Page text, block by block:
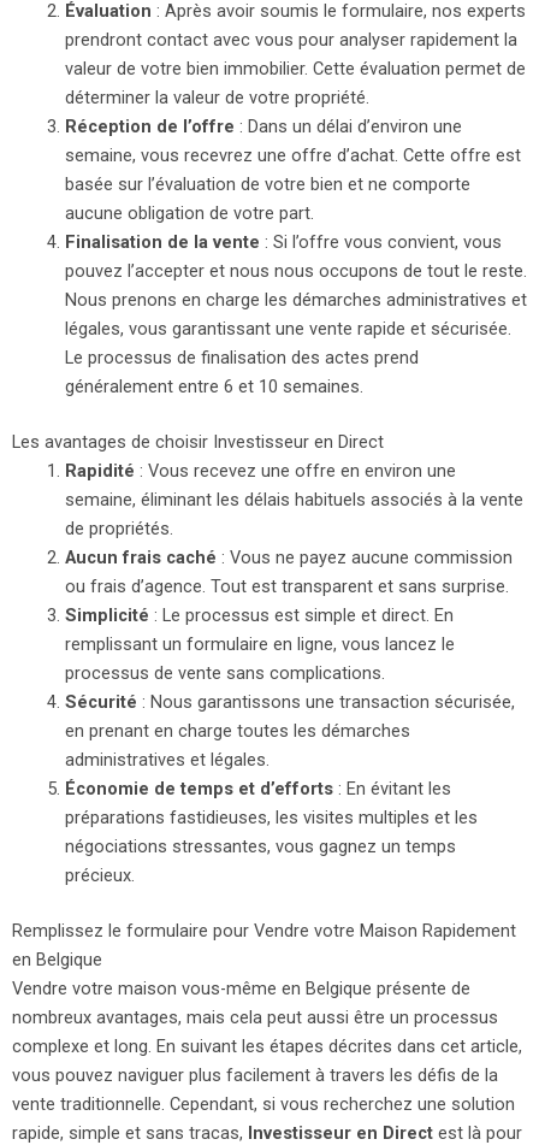
Évaluation : Après avoir soumis le formulaire, nos experts
prendront contact avec vous pour analyser rapidement la
valeur de votre bien immobilier. Cette évaluation permet de
déterminer la valeur de votre propriété.
Réception de l’offre : Dans un délai d’environ une
semaine, vous recevrez une offre d’achat. Cette offre est
basée sur l’évaluation de votre bien et ne comporte
aucune obligation de votre part.
Finalisation de la vente : Si l’offre vous convient, vous
pouvez l’accepter et nous nous occupons de tout le reste.
Nous prenons en charge les démarches administratives et
légales, vous garantissant une vente rapide et sécurisée.
Le processus de finalisation des actes prend
généralement entre 6 et 10 semaines.
Les avantages de choisir Investisseur en Direct
Rapidité : Vous recevez une offre en environ une
semaine, éliminant les délais habituels associés à la vente
de propriétés.
Aucun frais caché : Vous ne payez aucune commission
ou frais d’agence. Tout est transparent et sans surprise.
Simplicité : Le processus est simple et direct. En
remplissant un formulaire en ligne, vous lancez le
processus de vente sans complications.
Sécurité : Nous garantissons une transaction sécurisée,
en prenant en charge toutes les démarches
administratives et légales.
Économie de temps et d’efforts: En évitant les
préparations fastidieuses, les visites multiples et les
négociations stressantes, vous gagnez un temps
précieux.
Remplissez le formulaire pour Vendre votre Maison Rapidement
en Belgique
Vendre votre maison vous-même en Belgique présente de
nombreux avantages, mais cela peut aussi être un processus
complexe et long. En suivant les étapes décrites dans cet article,
vous pouvez naviguer plus facilement à travers les défis de la
vente traditionnelle. Cependant, si vous recherchez une solution
rapide, simple et sans tracas, Investisseur en Direct est là pour